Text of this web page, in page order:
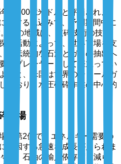
に300億米ドルと評価され、
達する見込みで、予測期間中に
この地域は、破砕技術の技術
査活動によって、世界市場を支
非伝統的な石油とガスの抽出へ
なプレーヤーとして際立ってい
ると、米国は世界のシェールガ
ており、水圧破砕作業の中心的
市場
は第2位で、エネルギー需要の
起因する急速な成長が見られま
は、石油の輸入依存度を減ら